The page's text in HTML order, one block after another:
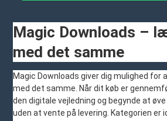
Magic Downloads –
med det samme
Magic Downloads giver dig mulighed
med det samme. Når dit køb er
den digitale vejledning og begynde at
uden at vente på levering. Kategorien er